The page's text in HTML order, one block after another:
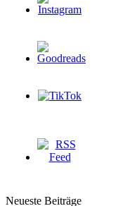
Neueste Beiträge